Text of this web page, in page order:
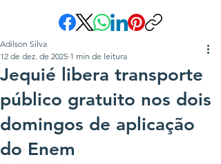
Jequié libera transporte
público gratuito nos dois
domingos de aplicação
do Enem
Adilson Silva
12 de dez. de 2025 1 min de leitura